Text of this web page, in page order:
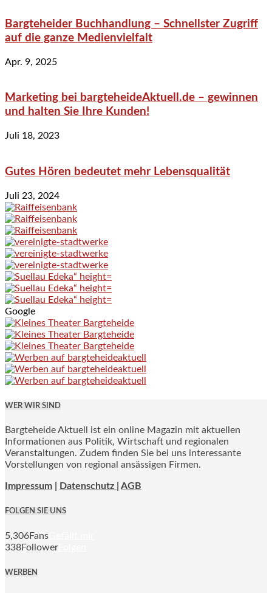
Bargteheider Buchhandlung – Schnellster Zugriff
auf die ganze Medienvielfalt
Apr. 9, 2025
Marketing bei bargteheideAktuell.de – gewinnen
und halten Sie Ihre Kunden!
Juli 18, 2023
Gutes Hören bedeutet mehr Lebensqualität
Juli 23, 2024
Google
WER WIR SIND
Bargteheide Aktuell ist ein online Magazin mit aktuellen
Informationen aus Politik, Wirtschaft und regionalen
Veranstaltungen. Zudem finden Sie bei uns interessante
Vorstellungen von regional ansässigen Firmen.
Impressum Datenschutz | AGB
FOLGEN SIE UNS
5,306Fans
338Follower
WERBEN